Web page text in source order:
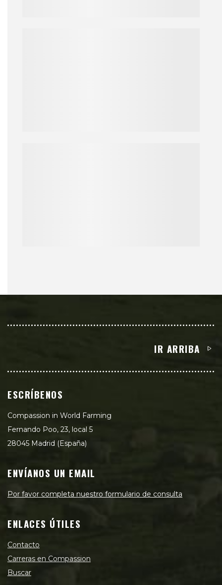
IR ARRIBA
ESCRÍBENOS
Compassion in World Farming
Fernando Poo, 23, local 5
28045 Madrid (España)
ENVÍANOS UN EMAIL
Por favor completa nuestro formulario de consulta
ENLACES ÚTILES
Contacto
Carreras en Compassion
Buscar